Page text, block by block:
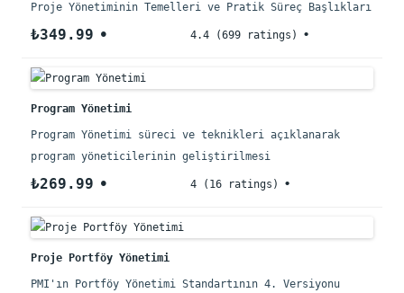
Proje Yönetiminin Temelleri ve Pratik Süreç Başlıkları
₺349.99 4.4 (699 ratings)
Program Yönetimi
Program Yönetimi süreci ve teknikleri açıklanarak
program yöneticilerinin geliştirilmesi
₺269.99 4 (16 ratings)
Proje Portföy Yönetimi
PMI'ın Portföy Yönetimi Standartının 4. Versiyonu